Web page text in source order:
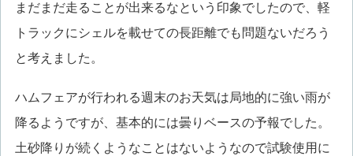
まだまだ走ることが出来るなという印象でしたので、軽
トラックにシェルを載せての長距離でも問題ないだろう
と考えました。
ハムフェアが行われる週末のお天気は局地的に強い雨が
降るようですが、基本的には曇りベースの予報でした。
土砂降りが続くようなことはないようなので試験使用に